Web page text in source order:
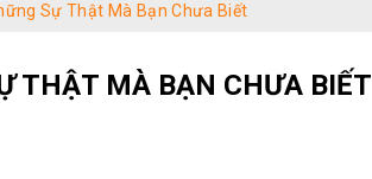
Sự Thật Mà Bạn Chưa Biết
THẬT MÀ BẠN CHƯA BIẾT